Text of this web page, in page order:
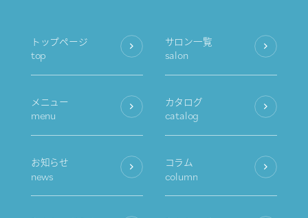
トップページ
top
サロン一覧
salon
メニュー
menu
カタログ
catalog
お知らせ
news
コラム
column